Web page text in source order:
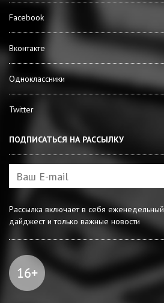
Facebook
Вконтакте
Одноклассники
Twitter
ПОДПИСАТЬСЯ НА РАССЫЛКУ
Рассылка включает в себя еженедельный
дайджест и только важные новости